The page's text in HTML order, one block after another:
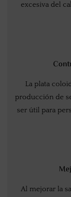
excesiva del
La plata
producción de
ser útil para
Al mejorar la